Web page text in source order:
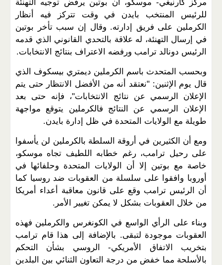
مركز كارنيغي- موسكو، أن بوتين يرفض توجيه التهنئة
للرئيس المنتخب بايدن في وقت تتركز فيه أنظار
الكرملين على فريق إدارته. وقال إن سبب تأخر بوتين
في إرسال التهنئة، له علاقة بالتحدي القانوني الذي قدمه
الرئيس دونالد ترامب ورفضه الاعتراف بنتائج الانتخابات.
وبحسب المتحدث باسم الكرملين ديمتري بيسكوف الذي
قال يوم الإثنين: "نعتقد أنه من الأفضل الانتظار حتى يتم
الإعلان الرسمي عن نتائج الانتخابات"، فإنه حتى بعد
الإعلان الرسمي عن النتائج فالكرملين يتوقع مواجهة
طويلة مع الولايات المتحدة في ظل إدارة بايدن.
ومع أن الكثيرين في أروقة السلطة بالكرملين لن يأسفوا
على رحيل ترامب، رغم خطابه اللطيف تجاه موسكو،
خاصة مع بوتين إلا أن الولايات المتحدة وحلفائها في
أوروبا وافقوا على سلسلة من العقوبات ضد روسيا كما
أن الرئيس ترامب وقع على قانون معاقبة أعداء أمريكا
من خلال العقوبات بشكل لا يمكن تغيير الأمر.
وبناء على الرأي الواسع في الكونغرس والكرملين فهذه
العقوبات موجودة لتبقى. بالإضافة إلى هذا قام ترامب
بتخريب الاتفاق الأمريكي- الروسي بشأن التحكم
بالأسلحة مما خفض من درجة التعاون الثنائي بين البلدين